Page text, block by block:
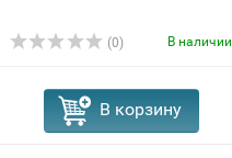
(0) В наличии
В корзину